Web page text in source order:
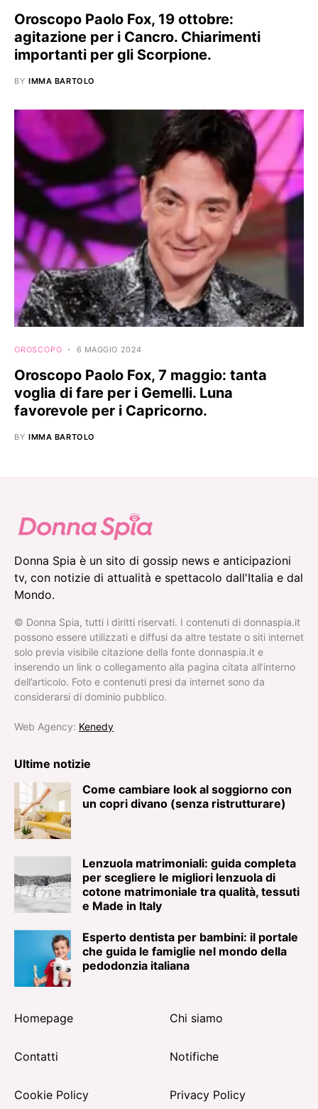
Oroscopo Paolo Fox, 19 ottobre:
agitazione per i Cancro. Chiarimenti
importanti per gli Scorpione.
BY IMMA BARTOLO
OROSCOPO 6 MAGGIO 2024
Oroscopo Paolo Fox, 7 maggio: tanta
voglia di fare per i Gemelli. Luna
favorevole per i Capricorno.
BY IMMA BARTOLO
Donna Spia è un sito di gossip news e anticipazioni
tv, con notizie di attualità e spettacolo dall'Italia e dal
Mondo.
© Donna Spia, tutti i diritti riservati. I contenuti di donnaspia.it
possono essere utilizzati e diffusi da altre testate o siti internet
solo previa visibile citazione della fonte donnaspia.it e
inserendo un link o collegamento alla pagina citata all’interno
dell’articolo. Foto e contenuti presi da internet sono da
considerarsi di dominio pubblico.
Web Agency: Kenedy
Ultime notizie
Come cambiare look al soggiorno con
un copri divano (senza ristrutturare)
Lenzuola matrimoniali: guida completa
per scegliere le migliori lenzuola di
cotone matrimoniale tra qualità, tessuti
e Made in Italy
Esperto dentista per bambini: il portale
che guida le famiglie nel mondo della
pedodonzia italiana
Homepage Chi siamo
Contatti Notifiche
Cookie Policy Privacy Policy